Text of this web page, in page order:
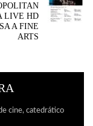
LIVE HD
A FINE
ARTS
cine, catedrático